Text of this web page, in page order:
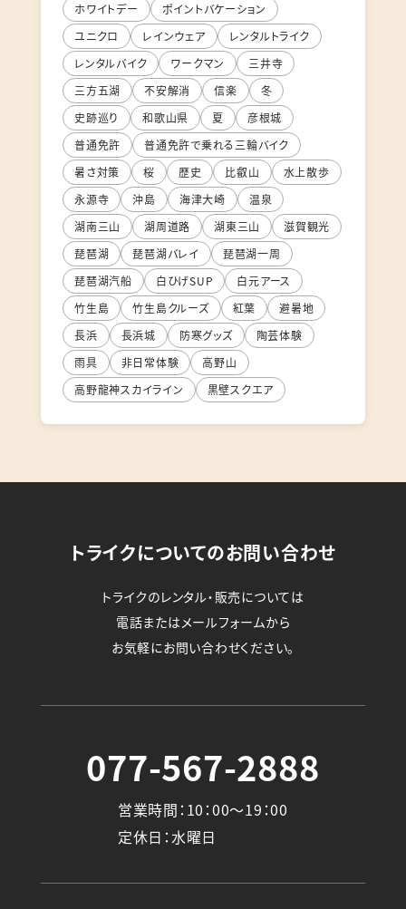
ホワイトデー
ポイントバケーション
ユニクロ
レインウェア
レンタルトライク
レンタルバイク
ワークマン
三井寺
三方五湖
不安解消 信楽
冬
史跡巡り
和歌山県 夏
彦根城
普通免許
普通免許で乗れる三輪バイク
暑さ対策
桜 歴史 比叡山
水上散歩
永源寺
沖島 海津大崎
温泉
湖南三山
湖周道路 湖東三山
滋賀観光
琵琶湖
琵琶湖バレイ
琵琶湖一周
琵琶湖汽船
白ひげSUP
白元アース
竹生島
竹生島クルーズ 紅葉
避暑地
長浜
長浜城 防寒グッズ
陶芸体験
雨具
非日常体験
高野山
高野龍神スカイライン
黒壁スクエア
トライクについてのお問い合わせ
トライクのレンタル・販売については
電話またはメールフォームから
お気軽にお問い合わせください。
077-567-2888
営業時間：10：00～19：00
定休日：水曜日